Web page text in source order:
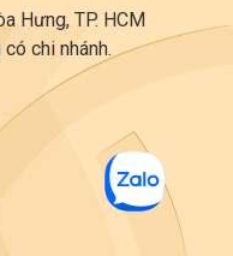
Hưng, TP. HCM
chi nhánh.